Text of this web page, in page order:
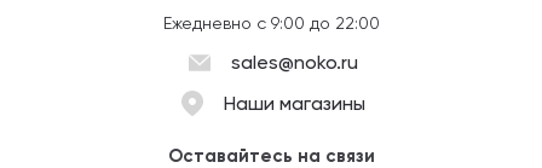
Ежедневно с 9:00 до 22:00
sales@noko.ru
Наши магазины
Оставайтесь на связи